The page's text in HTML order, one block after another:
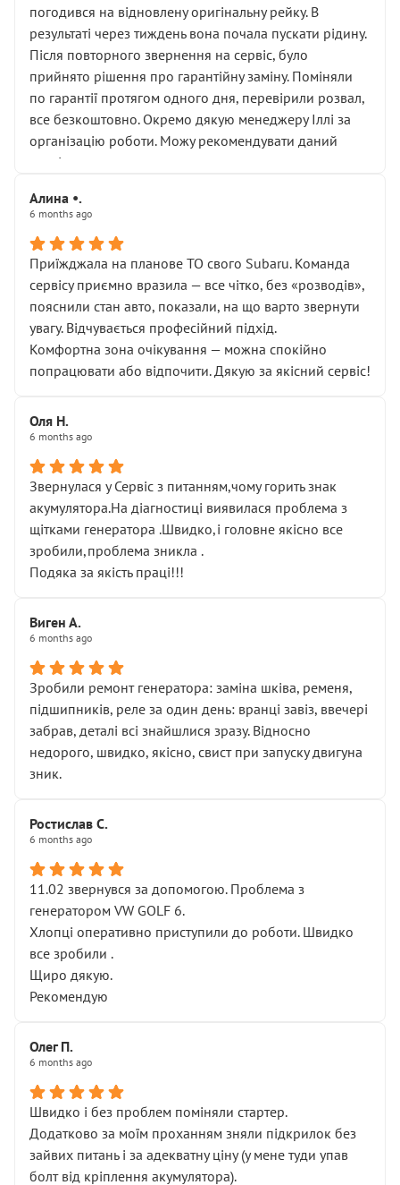
погодився на відновлену оригінальну рейку. В
результаті через тиждень вона почала пускати рідину.
Після повторного звернення на сервіс, було
прийнято рішення про гарантійну заміну. Поміняли
по гарантії протягом одного дня, перевірили розвал,
все безкоштовно. Окремо дякую менеджеру Іллі за
організацію роботи. Можу рекомендувати даний
сервіс.
Алина •.
6 months ago
Приїжджала на планове ТО свого Subaru. Команда
сервісу приємно вразила — все чітко, без «розводів»,
пояснили стан авто, показали, на що варто звернути
увагу. Відчувається професійний підхід.
Комфортна зона очікування — можна спокійно
попрацювати або відпочити. Дякую за якісний сервіс!
Оля Н.
6 months ago
Звернулася у Сервіс з питанням,чому горить знак
акумулятора.На діагностиці виявилася проблема з
щітками генератора .Швидко,і головне якісно все
зробили,проблема зникла .
Подяка за якість праці!!!
Виген А.
6 months ago
Зробили ремонт генератора: заміна шківа, ременя,
підшипників, реле за один день: вранці завіз, ввечері
забрав, деталі всі знайшлися зразу. Відносно
недорого, швидко, якісно, свист при запуску двигуна
зник.
Ростислав С.
6 months ago
11.02 звернувся за допомогою. Проблема з
генератором VW GOLF 6.
Хлопці оперативно приступили до роботи. Швидко
все зробили .
Щиро дякую.
Рекомендую
Олег П.
6 months ago
Швидко і без проблем поміняли стартер.
Додатково за моїм проханням зняли підкрилок без
зайвих питань і за адекватну ціну (у мене туди упав
болт від кріплення акумулятора).